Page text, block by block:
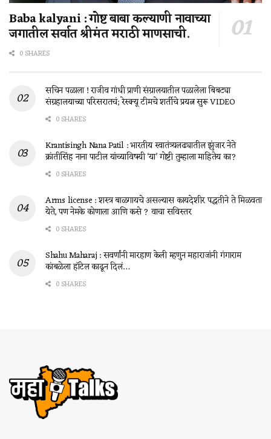
Baba kalyani : गोष्ट बाबा कल्याणी नावाच्या
जगातील सर्वात श्रीमंत मराठी माणसाची.
0 SHARES
सचिन पळाला ! राजीव गांधी प्राणी संग्रालयातील पळालेला बिबट्या
संग्रहालयाच्या परिसरातचं; रेस्क्यू टीमचे शर्तीचे प्रयत्न सुरू VIDEO
0 SHARES
Krantisingh Nana Patil : भारतीय स्वातंत्र्यलढ्यातील झुंजार नेते
क्रांतीसिंह नाना पाटील यांच्याविषयी ‘या’ गोष्टी तुम्हाला माहितेय का?
0 SHARES
Arms license : शस्त्र बाळगायचे असल्यास कायदेशीर पद्धतीने ते मिळवता
येते, पण नेमके कोणाला आणि कसे ? वाचा सविस्तर
0 SHARES
Shahu Maharaj : सवर्णांनी मारहाण केली म्हणुन महाराजांनी गंगाराम
कांबळेला हॉटेल काढून दिलं…
0 SHARES